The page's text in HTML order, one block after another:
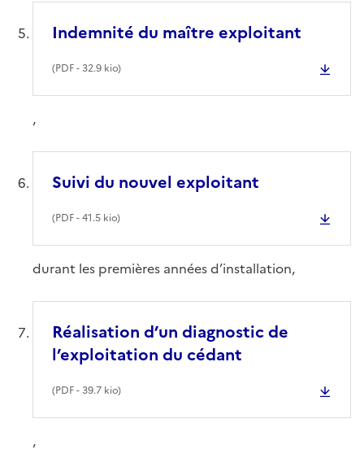
Indemnité du maître exploitant
(PDF- 32.9 kio)
,
Suivi du nouvel exploitant
(PDF- 41.5 kio)
durant les premières années d’installation,
Réalisation d’un diagnostic de
l’exploitation du cédant
(PDF- 39.7 kio)
,